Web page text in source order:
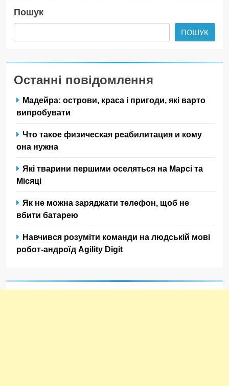
Пошук
ПОШУК
Останні повідомлення
Мадейра: острови, краса і пригоди, які варто
випробувати
Что такое физическая реабилитация и кому
она нужна
Які тварини першими оселяться на Марсі та
Місяці
Як не можна заряджати телефон, щоб не
вбити батарею
Навчився розуміти команди на людській мові
робот-андроїд Agility Digit